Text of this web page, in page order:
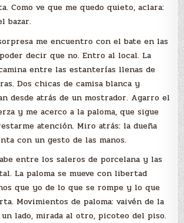
Como ve que me quedo quieto, aclara:
bazar.
me encuentro con el bate en las
decir que no. Entro al local. La
entre las estanterías llenas de
Dos chicas de camisa blanca y
desde atrás de un mostrador. Agarro el
y me acerco a la paloma, que sigue
atención. Miro atrás: la dueña
con un gesto de las manos.
entre los saleros de porcelana y las
La paloma se mueve con libertad
que yo de lo que se rompe y lo que
Movimientos de paloma: vaivén de la
un lado, mirada al otro, picoteo del piso.